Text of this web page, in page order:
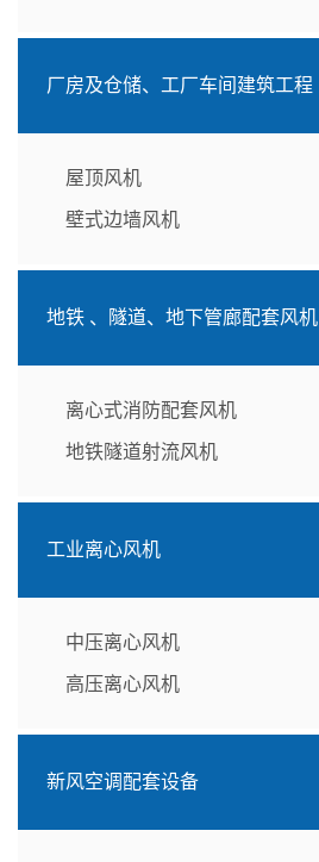
厂房及仓储、工厂车间建筑工程
屋顶风机
壁式边墙风机
地铁 、隧道、地下管廊配套风机
离心式消防配套风机
地铁隧道射流风机
工业离心风机
中压离心风机
高压离心风机
新风空调配套设备